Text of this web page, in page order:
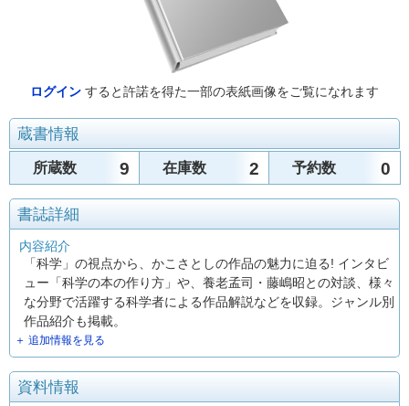
ログイン すると許諾を得た一部の表紙画像をご覧になれます
蔵書情報
所蔵数 9 在庫数 2 予約数 0
書誌詳細
内容紹介
「科学」の視点から、かこさとしの作品の魅力に迫る! インタビ
ュー「科学の本の作り方」や、養老孟司・藤嶋昭との対談、様々
な分野で活躍する科学者による作品解説などを収録。ジャンル別
作品紹介も掲載。
＋ 追加情報を見る
資料情報